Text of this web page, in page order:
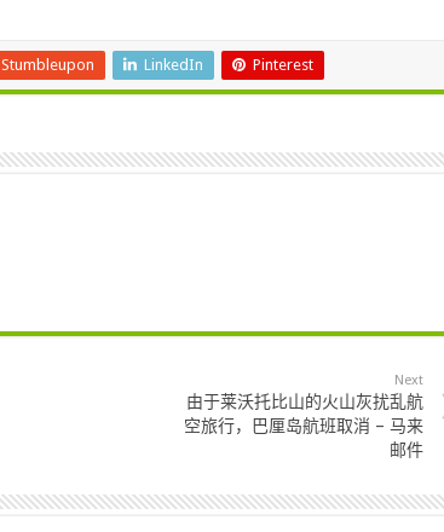
Stumbleupon LinkedIn Pinterest
Next
由于莱沃托比山的火山灰扰乱航
空旅行，巴厘岛航班取消 – 马来
邮件